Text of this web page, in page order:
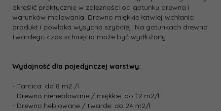
określić praktycznie w zależności od gatunku drewna i
warunków malowania. Drewno miękkie łatwiej wchłania
produkt i powłoka wysycha szybciej. Na gatunkach drewna
twardego czas schnięcia może być wydłużony.
Wydajność dla pojedynczej warstwy:
- Tarcica: do 8 m2 /l
- Drewno nieheblowane / miękkie: do 12 m2/l
- Drewno heblowane / twarde: do 24 m2/l